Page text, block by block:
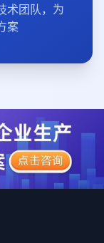
术团队，为
案